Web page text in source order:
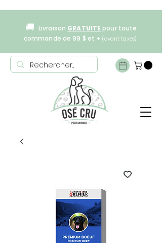
🚚 Livraison GRATUITE pour toute
commande de 99 $ et + (avant taxes)